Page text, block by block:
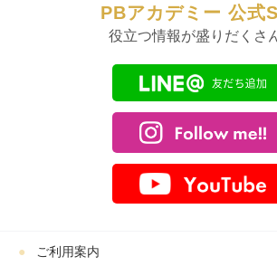
PBアカデミー 公式
役立つ情報が盛りだくさ
ご利用案内